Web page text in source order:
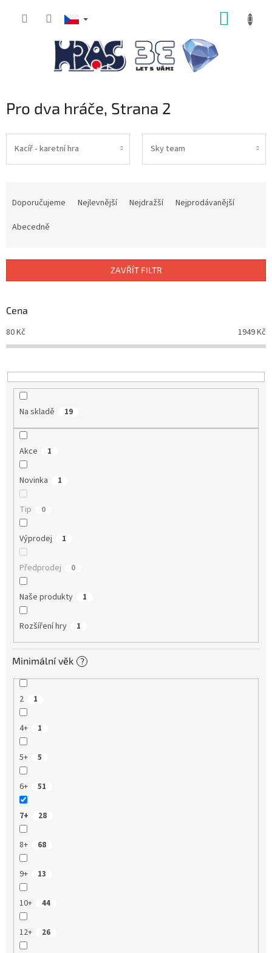
Pro dva hráče, Strana 2
Kacíř - karetní hra Sky team
r
d
k
t
Doporučujeme Nejlevnější Nejdražší
Nejprodávanější
Abecedně
ZAVŘÍT FILTR
Cena
80Kč 1949Kč
Na skladě 19
Akce 1
Novinka 1
Tip 0
Výprodej 1
Předprodej 0
Naše produkty 1
Rozšíření hry 1
Minimální věk ?
2 1
4+ 1
5+ 5
6+ 51
7+ 28
8+ 68
9+ 13
10+ 44
12+ 26